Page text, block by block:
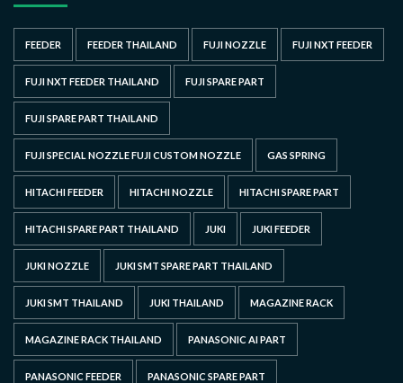
FEEDER FEEDER THAILAND FUJI NOZZLE FUJI NXT FEEDER
FUJI NXT FEEDER THAILAND FUJI SPARE PART
FUJI SPARE PART THAILAND
FUJI SPECIAL NOZZLE FUJI CUSTOM NOZZLE GAS SPRING
HITACHI FEEDER HITACHI NOZZLE HITACHI SPARE PART
HITACHI SPARE PART THAILAND JUKI JUKI FEEDER
JUKI NOZZLE JUKI SMT SPARE PART THAILAND
JUKI SMT THAILAND JUKI THAILAND MAGAZINE RACK
MAGAZINE RACK THAILAND PANASONIC AI PART
PANASONIC FEEDER PANASONIC SPARE PART